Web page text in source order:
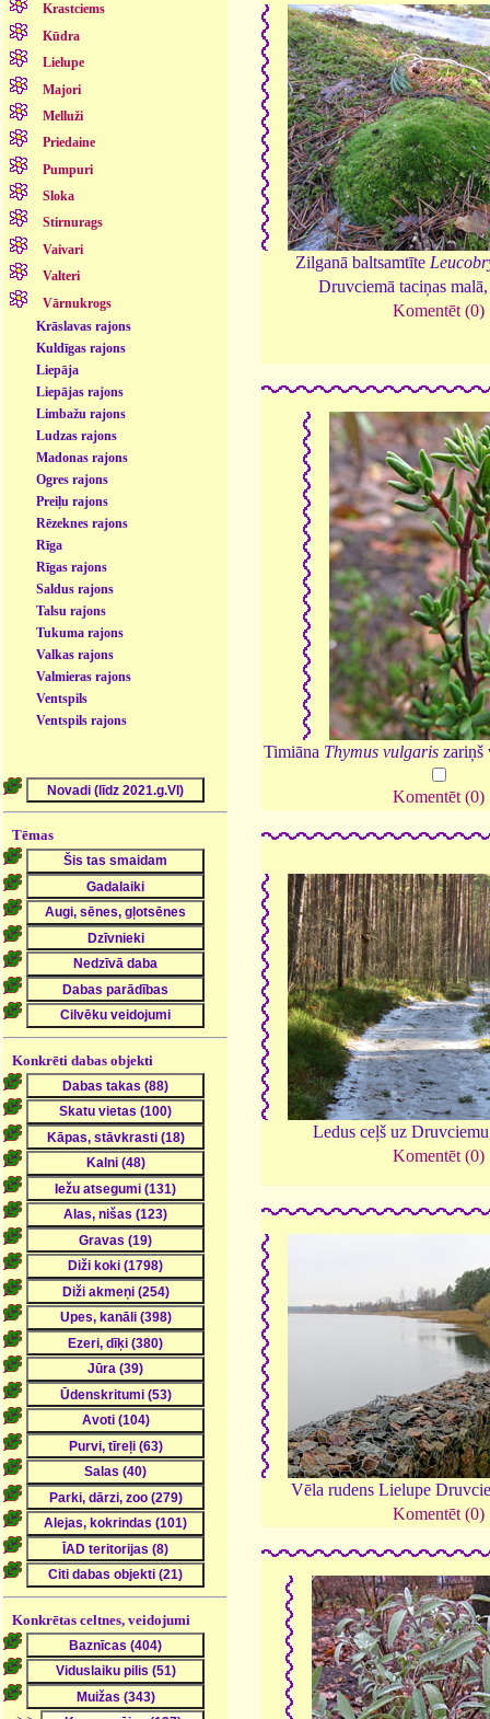
Krastciems
Kūdra
Lielupe
Majori
Melluži
Priedaine
Pumpuri
Sloka
Stirnurags
Vaivari
Valteri
Vārnukrogs
Krāslavas rajons
Kuldīgas rajons
Liepāja
Liepājas rajons
Limbažu rajons
Ludzas rajons
Madonas rajons
Ogres rajons
Preiļu rajons
Rēzeknes rajons
Rīga
Rīgas rajons
Saldus rajons
Talsu rajons
Tukuma rajons
Valkas rajons
Valmieras rajons
Ventspils
Ventspils rajons
Tēmas
Konkrēti dabas objekti
Konkrētas celtnes, veidojumi
Zilganā baltsamtīte
Druvciemā taciņas
Komentēt (0)
Timiāna Thymus vulgaris zariņš
Komentēt (0)
Ledus ceļš uz
Komentēt (0)
Vēla rudens Lielupe
Komentēt (0)